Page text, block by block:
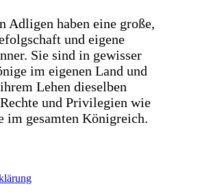
Adligen haben eine große,
und eigene
Sie sind in gewisser
im eigenen Land und
Lehen dieselben
und Privilegien wie
im gesamten Königreich.